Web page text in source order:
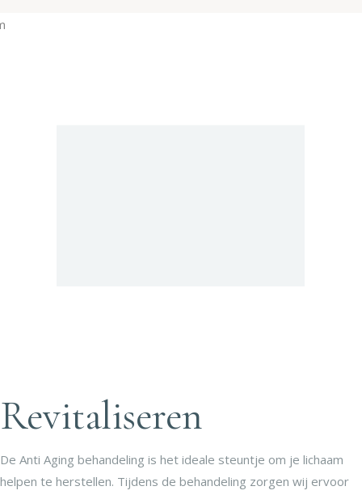
Revitaliseren
De Anti Aging behandeling is het ideale steuntje om je lichaam
helpen te herstellen. Tijdens de behandeling zorgen wij ervoor